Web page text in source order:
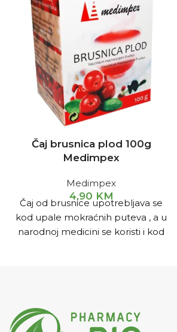
Čaj brusnica plod 100g
Medimpex
Medimpex
4,90 KM
Čaj od brusnice upotrebljava se
kod upale mokraćnih puteva , a u
narodnoj medicini se koristi i kod